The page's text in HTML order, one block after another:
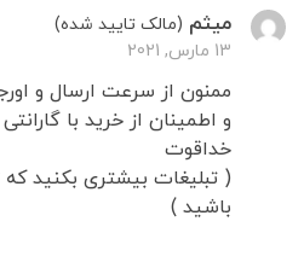
میثم (مالک تایید شده)
13 مارس, 2021
ممنون از سرعت ارسال و
و اطمینان از خرید با
خداقوت
( تبلیغات بیشتری بکنید
باشید )